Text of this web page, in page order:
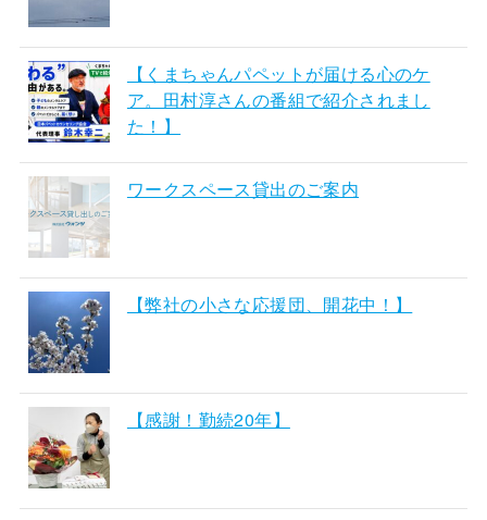
【くまちゃんパペットが届ける心のケ
ア。田村淳さんの番組で紹介されまし
た！】
ワークスペース貸出のご案内
【弊社の小さな応援団、開花中！】
【感謝！勤続20年】